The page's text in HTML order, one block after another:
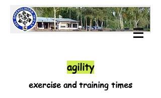
agility
exercise and training times